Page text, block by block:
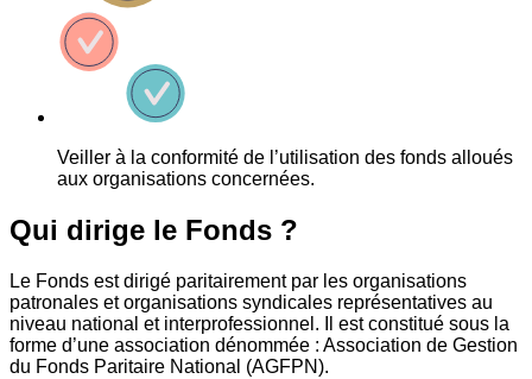
Veiller à la conformité de l’utilisation des fonds alloués
aux organisations concernées.
Qui dirige le Fonds ?
Le Fonds est dirigé paritairement par les organisations
patronales et organisations syndicales représentatives au
niveau national et interprofessionnel. Il est constitué sous la
forme d’une association dénommée : Association de Gestion
du Fonds Paritaire National (AGFPN).